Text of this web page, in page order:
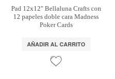
Pad 12x12" Bellaluna Crafts con
12 papeles doble cara Madness
Poker Cards
AÑADIR AL CARRITO